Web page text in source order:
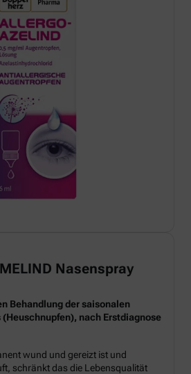
Nasenspray
Behandlung der saisonalen
nach Erstdiagnose
wund und gereizt ist und
schränkt das die Lebensqualität